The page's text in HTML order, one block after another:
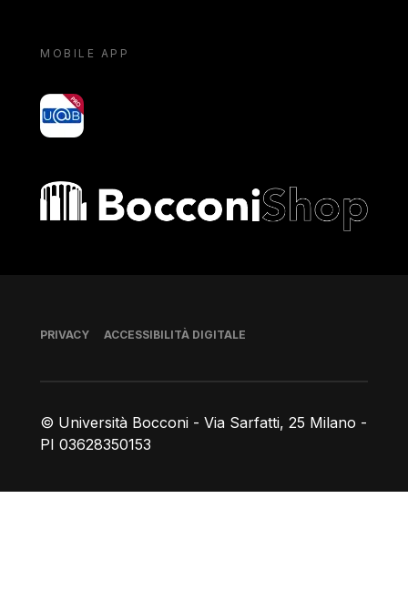
MOBILE APP
yoU@B
Bocconi shop
© Università Bocconi - Via Sarfatti, 25 Milano -
PI 03628350153
Piè di pagina
PRIVACY ACCESSIBILITÀ DIGITALE